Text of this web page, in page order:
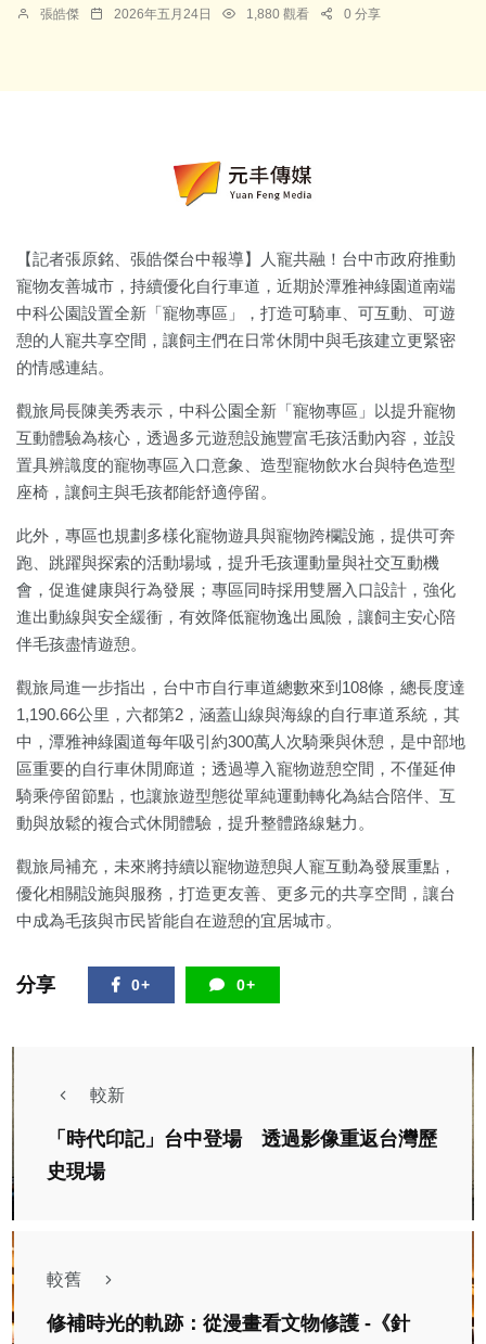
張皓傑 2026年五月24日 1,880 觀看 0 分享
【記者張原銘、張皓傑台中報導】人寵共融！台中市政府推動
寵物友善城市，持續優化自行車道，近期於潭雅神綠園道南端
中科公園設置全新「寵物專區」，打造可騎車、可互動、可遊
憩的人寵共享空間，讓飼主們在日常休閒中與毛孩建立更緊密
的情感連結。
觀旅局長陳美秀表示，中科公園全新「寵物專區」以提升寵物
互動體驗為核心，透過多元遊憩設施豐富毛孩活動內容，並設
置具辨識度的寵物專區入口意象、造型寵物飲水台與特色造型
座椅，讓飼主與毛孩都能舒適停留。
此外，專區也規劃多樣化寵物遊具與寵物跨欄設施，提供可奔
跑、跳躍與探索的活動場域，提升毛孩運動量與社交互動機
會，促進健康與行為發展；專區同時採用雙層入口設計，強化
進出動線與安全緩衝，有效降低寵物逸出風險，讓飼主安心陪
伴毛孩盡情遊憩。
觀旅局進一步指出，台中市自行車道總數來到108條，總長度達
1,190.66公里，六都第2，涵蓋山線與海線的自行車道系統，其
中，潭雅神綠園道每年吸引約300萬人次騎乘與休憩，是中部地
區重要的自行車休閒廊道；透過導入寵物遊憩空間，不僅延伸
騎乘停留節點，也讓旅遊型態從單純運動轉化為結合陪伴、互
動與放鬆的複合式休閒體驗，提升整體路線魅力。
觀旅局補充，未來將持續以寵物遊憩與人寵互動為發展重點，
優化相關設施與服務，打造更友善、更多元的共享空間，讓台
中成為毛孩與市民皆能自在遊憩的宜居城市。
分享 0+ 0+
較新
「時代印記」台中登場 透過影像重返台灣歷
史現場
較舊
修補時光的軌跡：從漫畫看文物修護 -《針